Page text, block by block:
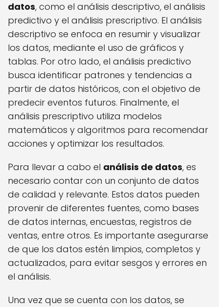
datos, como el análisis descriptivo, el análisis
predictivo y el análisis prescriptivo. El análisis
descriptivo se enfoca en resumir y visualizar
los datos, mediante el uso de gráficos y
tablas. Por otro lado, el análisis predictivo
busca identificar patrones y tendencias a
partir de datos históricos, con el objetivo de
predecir eventos futuros. Finalmente, el
análisis prescriptivo utiliza modelos
matemáticos y algoritmos para recomendar
acciones y optimizar los resultados.
Para llevar a cabo el análisis de datos, es
necesario contar con un conjunto de datos
de calidad y relevante. Estos datos pueden
provenir de diferentes fuentes, como bases
de datos internas, encuestas, registros de
ventas, entre otros. Es importante asegurarse
de que los datos estén limpios, completos y
actualizados, para evitar sesgos y errores en
el análisis.
Una vez que se cuenta con los datos, se